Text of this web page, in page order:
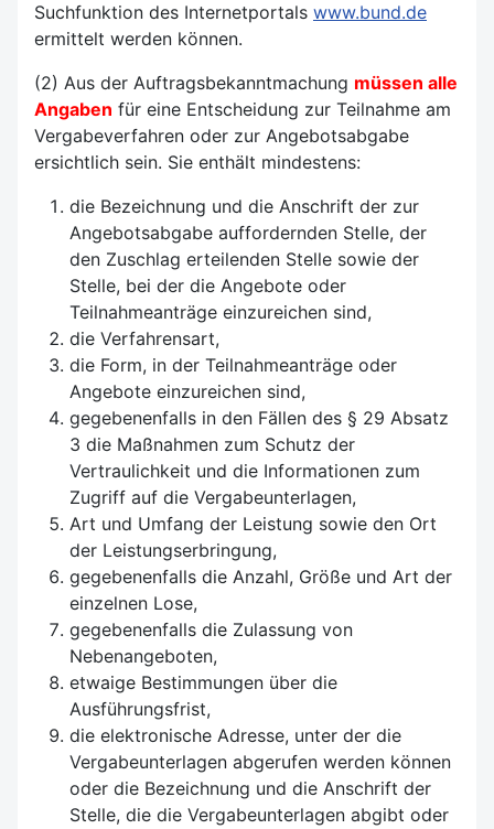
Suchfunktion des Internetportals www.bund.de
ermittelt werden können.
(2) Aus der Auftragsbekanntmachung müssen alle
Angaben für eine Entscheidung zur Teilnahme am
Vergabeverfahren oder zur Angebotsabgabe
ersichtlich sein. Sie enthält mindestens:
die Bezeichnung und die Anschrift der zur
Angebotsabgabe auffordernden Stelle, der
den Zuschlag erteilenden Stelle sowie der
Stelle, bei der die Angebote oder
Teilnahmeanträge einzureichen sind,
die Verfahrensart,
die Form, in der Teilnahmeanträge oder
Angebote einzureichen sind,
gegebenenfalls in den Fällen des § 29 Absatz
3 die Maßnahmen zum Schutz der
Vertraulichkeit und die Informationen zum
Zugriff auf die Vergabeunterlagen,
Art und Umfang der Leistung sowie den Ort
der Leistungserbringung,
gegebenenfalls die Anzahl, Größe und Art der
einzelnen Lose,
gegebenenfalls die Zulassung von
Nebenangeboten,
etwaige Bestimmungen über die
Ausführungsfrist,
die elektronische Adresse, unter der die
Vergabeunterlagen abgerufen werden können
oder die Bezeichnung und die Anschrift der
Stelle, die die Vergabeunterlagen abgibt oder